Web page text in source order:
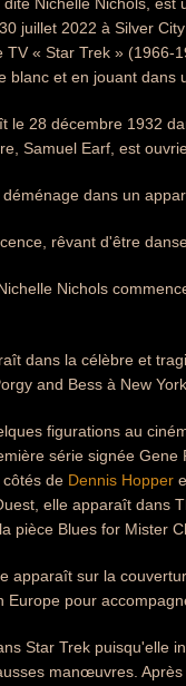
juillet 2022 à Silver
TV « Star Trek »
blanc et en jouant dans
le 28 décembre 1932
Samuel Earf, est
dans un
rêvant d'être
Nichols
dans la célèbre et
and Bess à New
figurations au
série signée
de Dennis Hopper
elle apparaît dans
pièce Blues for Mister
apparaît sur la
Europe pour
Star Trek puisqu'elle
manœuvres.